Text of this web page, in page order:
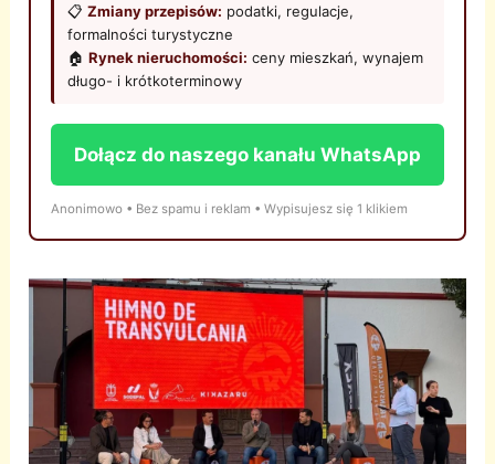
📋Zmiany przepisów: podatki, regulacje,
formalności turystyczne
🏠Rynek nieruchomości: ceny mieszkań, wynajem
długo- i krótkoterminowy
Dołącz do naszego kanału WhatsApp
Anonimowo • Bez spamu i reklam • Wypisujesz się 1 klikiem